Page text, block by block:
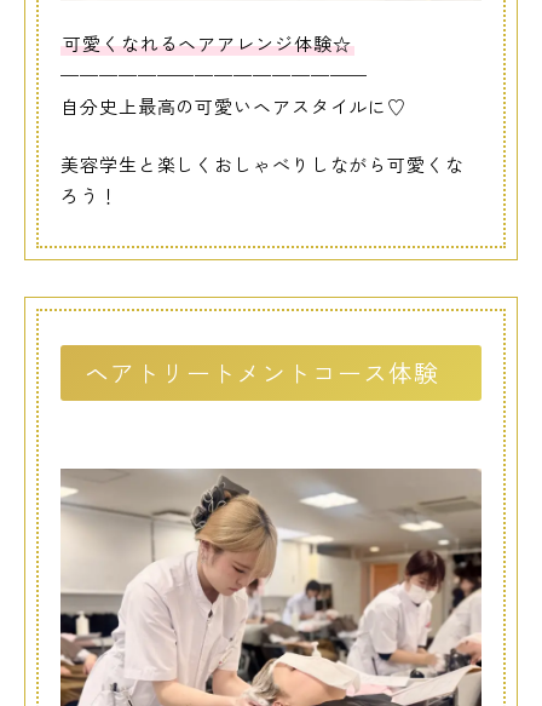
可愛くなれるヘアアレンジ体験☆
————————————————
自分史上最高の可愛いヘアスタイルに♡
美容学生と楽しくおしゃべりしながら可愛くな
ろう！
ヘアトリートメントコース体験